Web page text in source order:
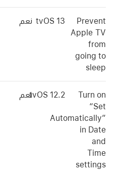
Prevent
Apple TV
from
going to
sleep
tvOS 13 نعم
Turn on
“Set
Automatically”
in Date
and
Time
settings
tvOS 12.2نعم